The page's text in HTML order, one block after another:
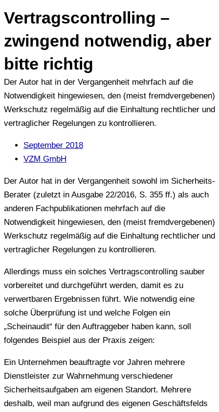
Vertragscontrolling –
zwingend notwendig, aber
bitte richtig
Der Autor hat in der Vergangenheit mehrfach auf die
Notwendigkeit hingewiesen, den (meist fremdvergebenen)
Werkschutz regelmäßig auf die Einhaltung rechtlicher und
vertraglicher Regelungen zu kontrollieren.
September 2018
VZM GmbH
Der Autor hat in der Vergangenheit sowohl im Sicherheits-
Berater (zuletzt in Ausgabe 22/2016, S. 355 ff.) als auch
anderen Fachpublikationen mehrfach auf die
Notwendigkeit hingewiesen, den (meist fremdvergebenen)
Werkschutz regelmäßig auf die Einhaltung rechtlicher und
vertraglicher Regelungen zu kontrollieren.
Allerdings muss ein solches Vertragscontrolling sauber
vorbereitet und durchgeführt werden, damit es zu
verwertbaren Ergebnissen führt. Wie notwendig eine
solche Überprüfung ist und welche Folgen ein
„Scheinaudit“ für den Auftraggeber haben kann, soll
folgendes Beispiel aus der Praxis zeigen:
Ein Unternehmen beauftragte vor Jahren mehrere
Dienstleister zur Wahrnehmung verschiedener
Sicherheitsaufgaben am eigenen Standort. Mehrere
deshalb, weil man aufgrund des eigenen Geschäftsfelds